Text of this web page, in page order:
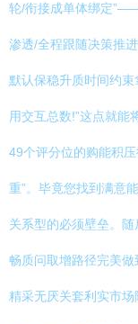
轮/衔接成单体绑定
渗透/全程跟随决策推
默认保稳升质时间约
用交互总数!”这点就
49个评分位的购能积
重”。毕竟您找到满意
关系型的必须壁垒。
畅质问取增路径完美做
精采无厌关套利实市